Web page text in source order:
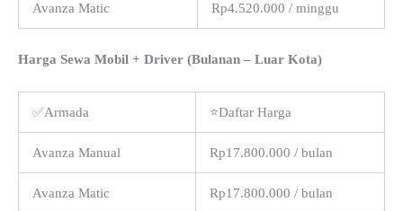
Avanza Matic Rp4.520.000 / minggu
Harga Sewa Mobil + Driver (Bulanan – Luar Kota)
✅Armada ⭐Daftar Harga
Avanza Manual Rp17.800.000 / bulan
Avanza Matic Rp17.800.000 / bulan